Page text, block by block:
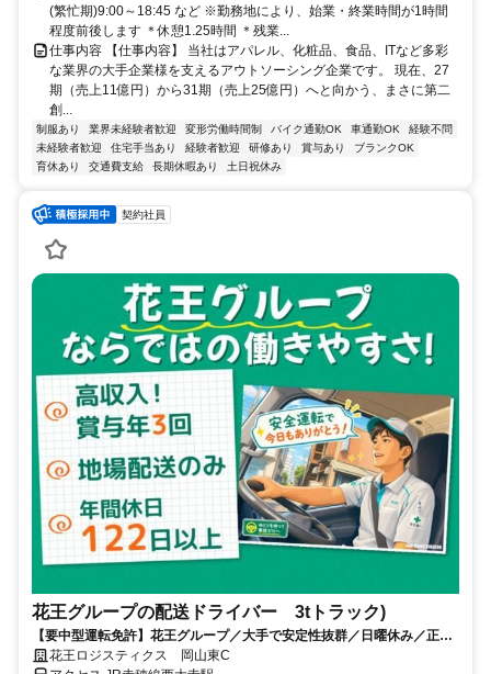
(繁忙期)9:00～18:45 など ※勤務地により、始業・終業時間が1時間
程度前後します ＊休憩1.25時間 ＊残業...
仕事内容 【仕事内容】 当社はアパレル、化粧品、食品、ITなど多彩
な業界の大手企業様を支えるアウトソーシング企業です。 現在、27
期（売上11億円）から31期（売上25億円）へと向かう、まさに第二
創...
制服あり 業界未経験者歓迎 変形労働時間制 バイク通勤OK 車通勤OK
経験不問
未経験者歓迎
住宅手当あり 経験者歓迎 研修あり 賞与あり
ブランクOK
育休あり
交通費支給 長期休暇あり 土日祝休み
契約社員
花王グループの配送ドライバー 3tトラック)
【要中型運転免許】花王グループ／大手で安定性抜群／日曜休み／正社
員登用制度あり
花王ロジスティクス 岡山東C